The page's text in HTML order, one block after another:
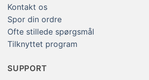
Kontakt os
Spor din ordre
Ofte stillede spørgsmål
Tilknyttet program
SUPPORT